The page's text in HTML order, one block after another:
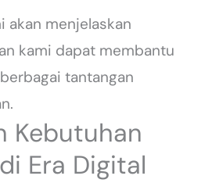
akan menjelaskan
kami dapat membantu
tantangan
Kebutuhan
Era Digital